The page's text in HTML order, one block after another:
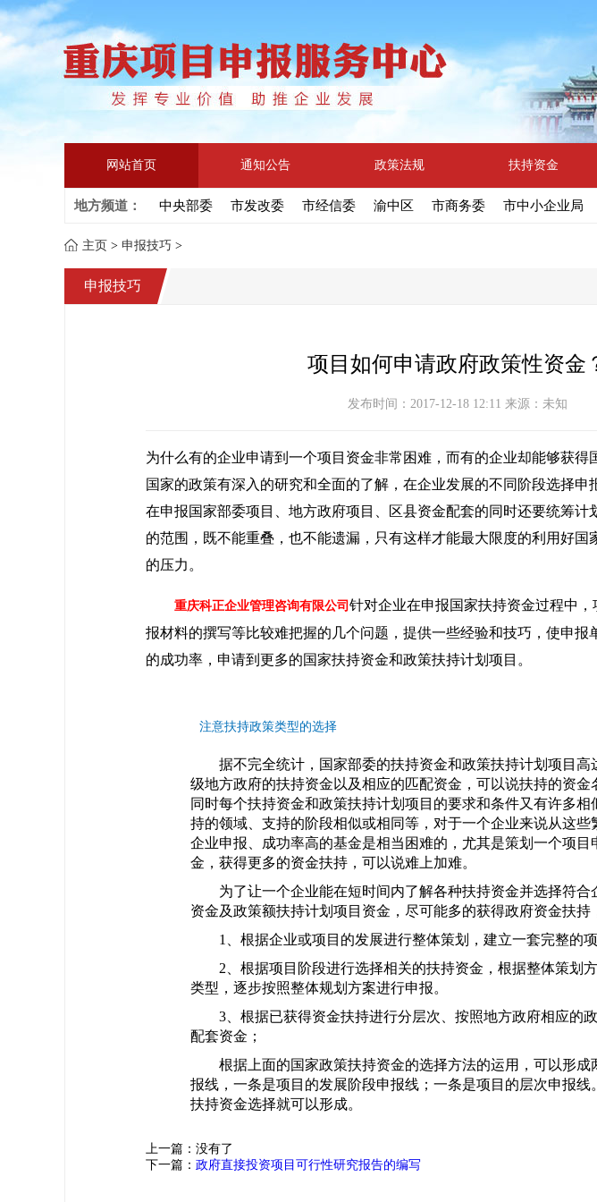
网站首页 通知公告 政策法规 扶持资金
地方频道： 中央部委 市发改委 市经信委 渝中区 市商务委 市中小企业局
主页 > 申报技巧 >
申报技巧
项目如何申请政府政策性资金
发布时间：2017-12-18 12:11 来源：未知
为什么有的企业申请到一个项目资金非常困难，而有的企业却能够获得
国家的政策有深入的研究和全面的了解，在企业发展的不同阶段选择申
在申报国家部委项目、地方政府项目、区县资金配套的同时还要统筹计
的范围，既不能重叠，也不能遗漏，只有这样才能最大限度的利用好国
的压力。
重庆科正企业管理咨询有限公司 针对企业在申报国家扶持资金过程中
报材料的撰写等比较难把握的几个问题，提供一些经验和技巧，使申报
的成功率，申请到更多的国家扶持资金和政策扶持计划项目。
注意扶持政策类型的选择
据不完全统计，国家部委的扶持资金和政策扶持计划项目高
级地方政府的扶持资金以及相应的匹配资金，可以说扶持的资金
同时每个扶持资金和政策扶持计划项目的要求和条件又有许多相
持的领域、支持的阶段相似或相同等，对于一个企业来说从这些
企业申报、成功率高的基金是相当困难的，尤其是策划一个项目
金，获得更多的资金扶持，可以说难上加难。
为了让一个企业能在短时间内了解各种扶持资金并选择符合
资金及政策额扶持计划项目资金，尽可能多的获得政府资金扶持
1、根据企业或项目的发展进行整体策划，建立一套完整的项
2、根据项目阶段进行选择相关的扶持资金，根据整体策划
类型，逐步按照整体规划方案进行申报。
3、根据已获得资金扶持进行分层次、按照地方政府相应的
配套资金；
根据上面的国家政策扶持资金的选择方法的运用，可以形成
报线，一条是项目的发展阶段申报线；一条是项目的层次申报线
扶持资金选择就可以形成。
上一篇：没有了
下一篇： 政府直接投资项目可行性研究报告的编写